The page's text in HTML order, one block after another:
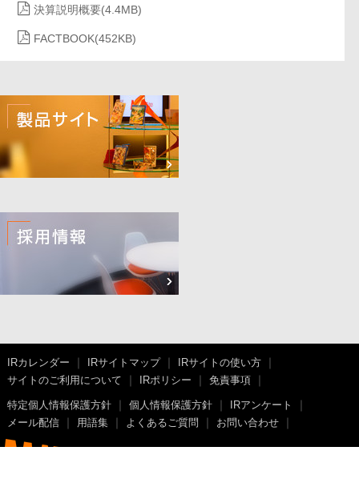
決算説明概要(4.4MB)
FACTBOOK(452KB)
IRカレンダー IRサイトマップ
IRサイトの使い方
サイトのご利用について
IRポリシー 免責事項
特定個人情報保護方針 個人情報保護方針
IRアンケート
メール配信
用語集 よくあるご質問 お問い合わせ